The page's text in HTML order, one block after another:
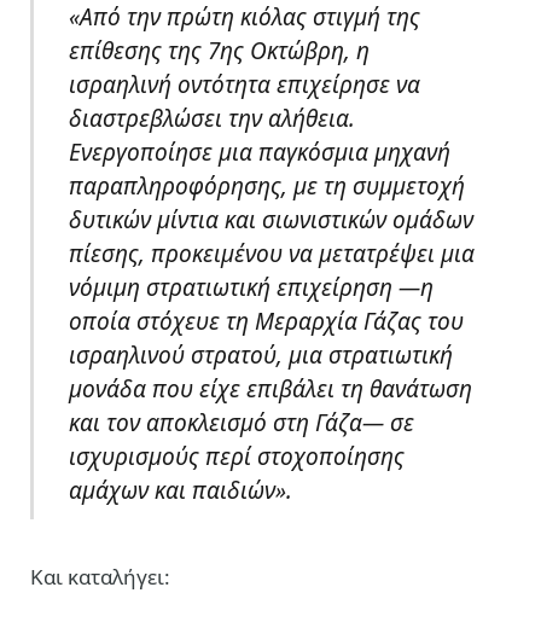
«Από την πρώτη κιόλας στιγμή της
επίθεσης της 7ης Οκτώβρη, η
ισραηλινή οντότητα επιχείρησε να
διαστρεβλώσει την αλήθεια.
Ενεργοποίησε μια παγκόσμια μηχανή
παραπληροφόρησης, με τη συμμετοχή
δυτικών μίντια και σιωνιστικών ομάδων
πίεσης, προκειμένου να μετατρέψει μια
νόμιμη στρατιωτική επιχείρηση —η
οποία στόχευε τη Μεραρχία Γάζας του
ισραηλινού στρατού, μια στρατιωτική
μονάδα που είχε επιβάλει τη θανάτωση
και τον αποκλεισμό στη Γάζα— σε
ισχυρισμούς περί στοχοποίησης
αμάχων και παιδιών».
Και καταλήγει: